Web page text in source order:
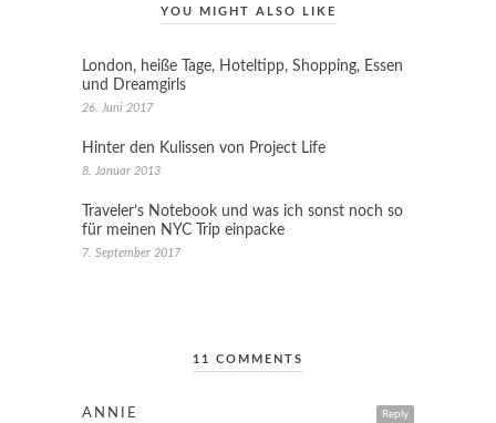
YOU MIGHT ALSO LIKE
London, heiße Tage, Hoteltipp, Shopping, Essen
und Dreamgirls
26. Juni 2017
Hinter den Kulissen von Project Life
8. Januar 2013
Traveler’s Notebook und was ich sonst noch so
für meinen NYC Trip einpacke
7. September 2017
11 COMMENTS
Reply
ANNIE